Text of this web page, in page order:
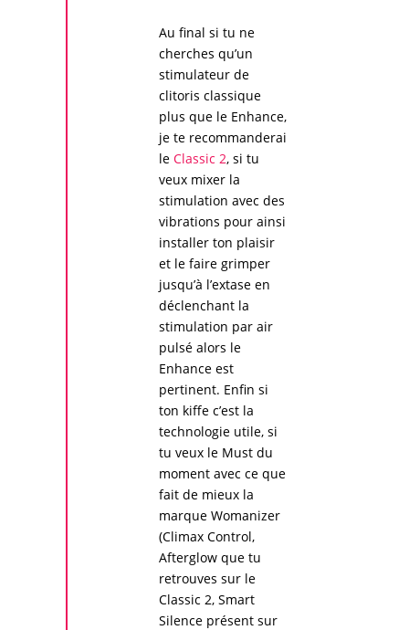
Au final si tu ne
cherches qu’un
stimulateur de
clitoris classique
plus que le Enhance,
je te recommanderai
leClassic 2, si tu
veux mixer la
stimulation avec des
vibrations pour ainsi
installer ton plaisir
et le faire grimper
jusqu’à l’extase en
déclenchant la
stimulation par air
pulsé alors le
Enhance est
pertinent. Enfin si
ton kiffe c’est la
technologie utile, si
tu veux le Must du
moment avec ce que
fait de mieux la
marqueWomanizer
(Climax Control,
Afterglow que tu
retrouves sur le
Classic 2, Smart
Silence présent sur